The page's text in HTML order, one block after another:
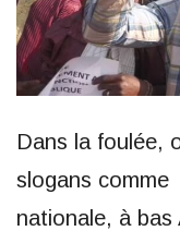
Dans la foulée,
slogans
nationale, à bas